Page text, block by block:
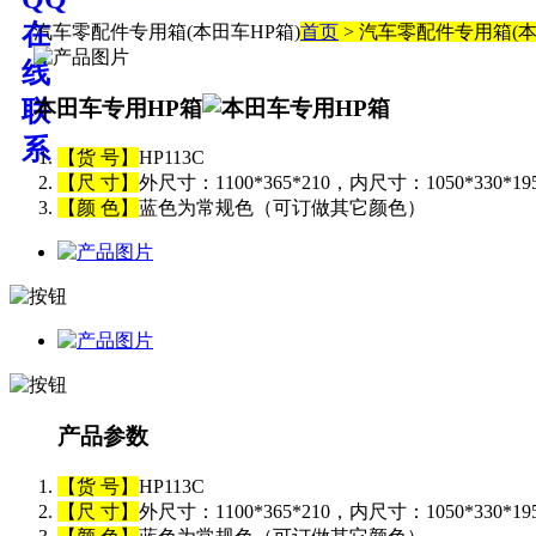
汽车零配件专用箱(本田车HP箱)首页 > 汽车零配件专用箱(
本田车专用HP箱
【货 号】 HP113C
【尺 寸】 外尺寸：1100*365*210，内尺寸：
【颜 色】 蓝色为常规色（可订做其它颜色）
产品参数
【货 号】 HP113C
【尺 寸】 外尺寸：1100*365*210，内尺寸：